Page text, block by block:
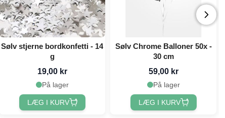
Sølv stjerne bordkonfetti - 14
g
19,00 kr
På lager
LÆG I KURV
Sølv Chrome Balloner 50x -
30 cm
59,00 kr
På lager
LÆG I KURV